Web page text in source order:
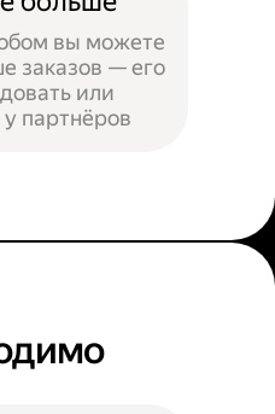
вы можете
заказов — его
или
партнёров